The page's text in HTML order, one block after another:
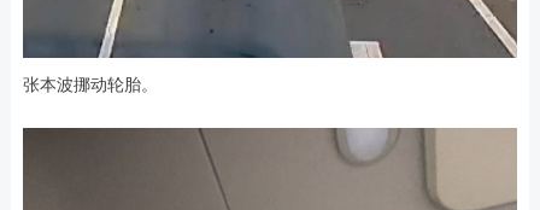
张本波挪动轮胎。